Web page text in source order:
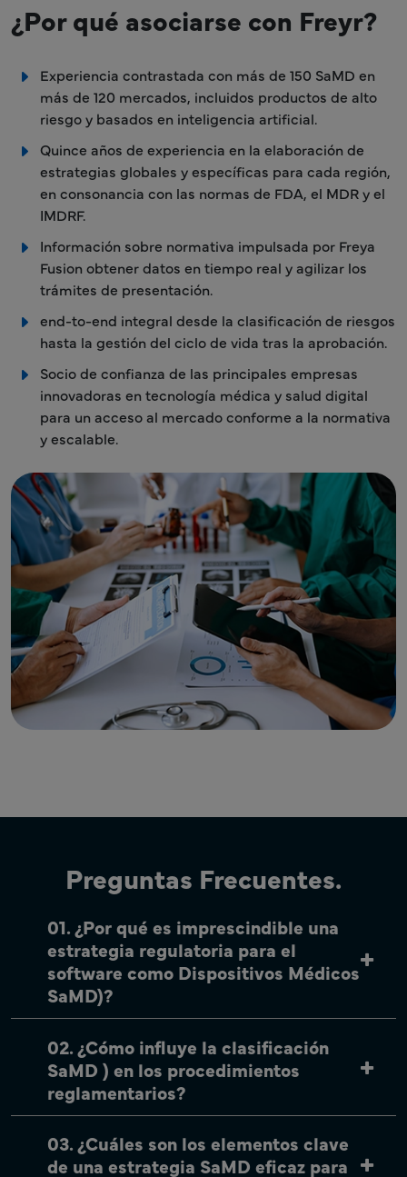
¿Por qué asociarse con Freyr?
Experiencia contrastada con más de 150 SaMD en
más de 120 mercados, incluidos productos de alto
riesgo y basados en inteligencia artificial.
Quince años de experiencia en la elaboración de
estrategias globales y específicas para cada región,
en consonancia con las normas de FDA, el MDR y el
IMDRF.
Información sobre normativa impulsada por Freya
Fusion obtener datos en tiempo real y agilizar los
trámites de presentación.
end-to-end integral desde la clasificación de riesgos
hasta la gestión del ciclo de vida tras la aprobación.
Socio de confianza de las principales empresas
innovadoras en tecnología médica y salud digital
para un acceso al mercado conforme a la normativa
y escalable.
Preguntas Frecuentes.
01. ¿Por qué es imprescindible una
estrategia regulatoria para el
software como Dispositivos Médicos
SaMD)?
02. ¿Cómo influye la clasificación
SaMD ) en los procedimientos
reglamentarios?
03. ¿Cuáles son los elementos clave
de una estrategia SaMD eficaz para